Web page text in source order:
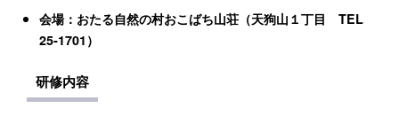
会場：おたる自然の村おこばち山荘（天狗山１丁目 TEL
25‐1701）
研修内容